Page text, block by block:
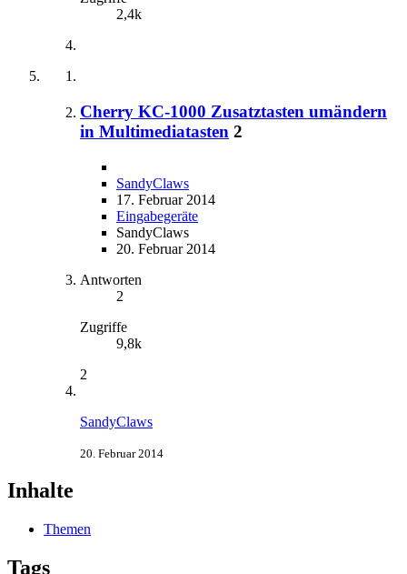
2,4k
Cherry KC-1000 Zusatztasten umändern
in Multimediatasten 2
SandyClaws
17. Februar 2014
Eingabegeräte
SandyClaws
20. Februar 2014
Antworten
2
Zugriffe
9,8k
2
SandyClaws
20. Februar 2014
Inhalte
Themen
Tags